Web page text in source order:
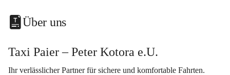
Über uns
Taxi Paier – Peter Kotora e.U.
Ihr verlässlicher Partner für sichere und komfortable Fahrten.